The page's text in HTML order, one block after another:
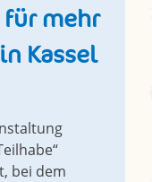
mehr
Kassel
bei dem